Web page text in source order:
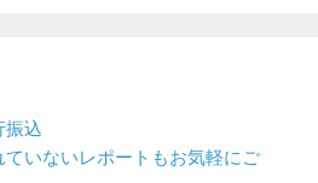
振込
いないレポートもお気軽にご